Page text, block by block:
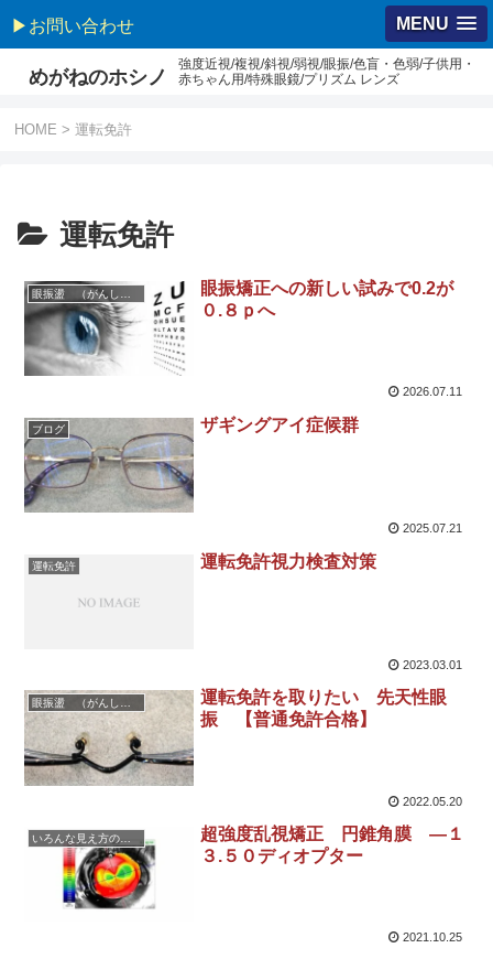
MENU
▶お問い合わせ
強度近視/複視/斜視/弱視/眼振/色盲・色弱/子供用・
赤ちゃん用/特殊眼鏡/プリズム レンズ
めがねのホシノ
HOME > 運転免許
運転免許
眼振矯正への新しい試みで0.2が
０.８ｐへ
2026.07.11
ブログ ザギングアイ症候群
2025.07.21
運転免許 運転免許視力検査対策
2023.03.01
運転免許を取りたい 先天性眼
振 【普通免許合格】
2022.05.20
いろんな見え方の不都合に対応した眼鏡
超強度乱視矯正 円錐角膜 ―１
３.５０ディオプター
2021.10.25